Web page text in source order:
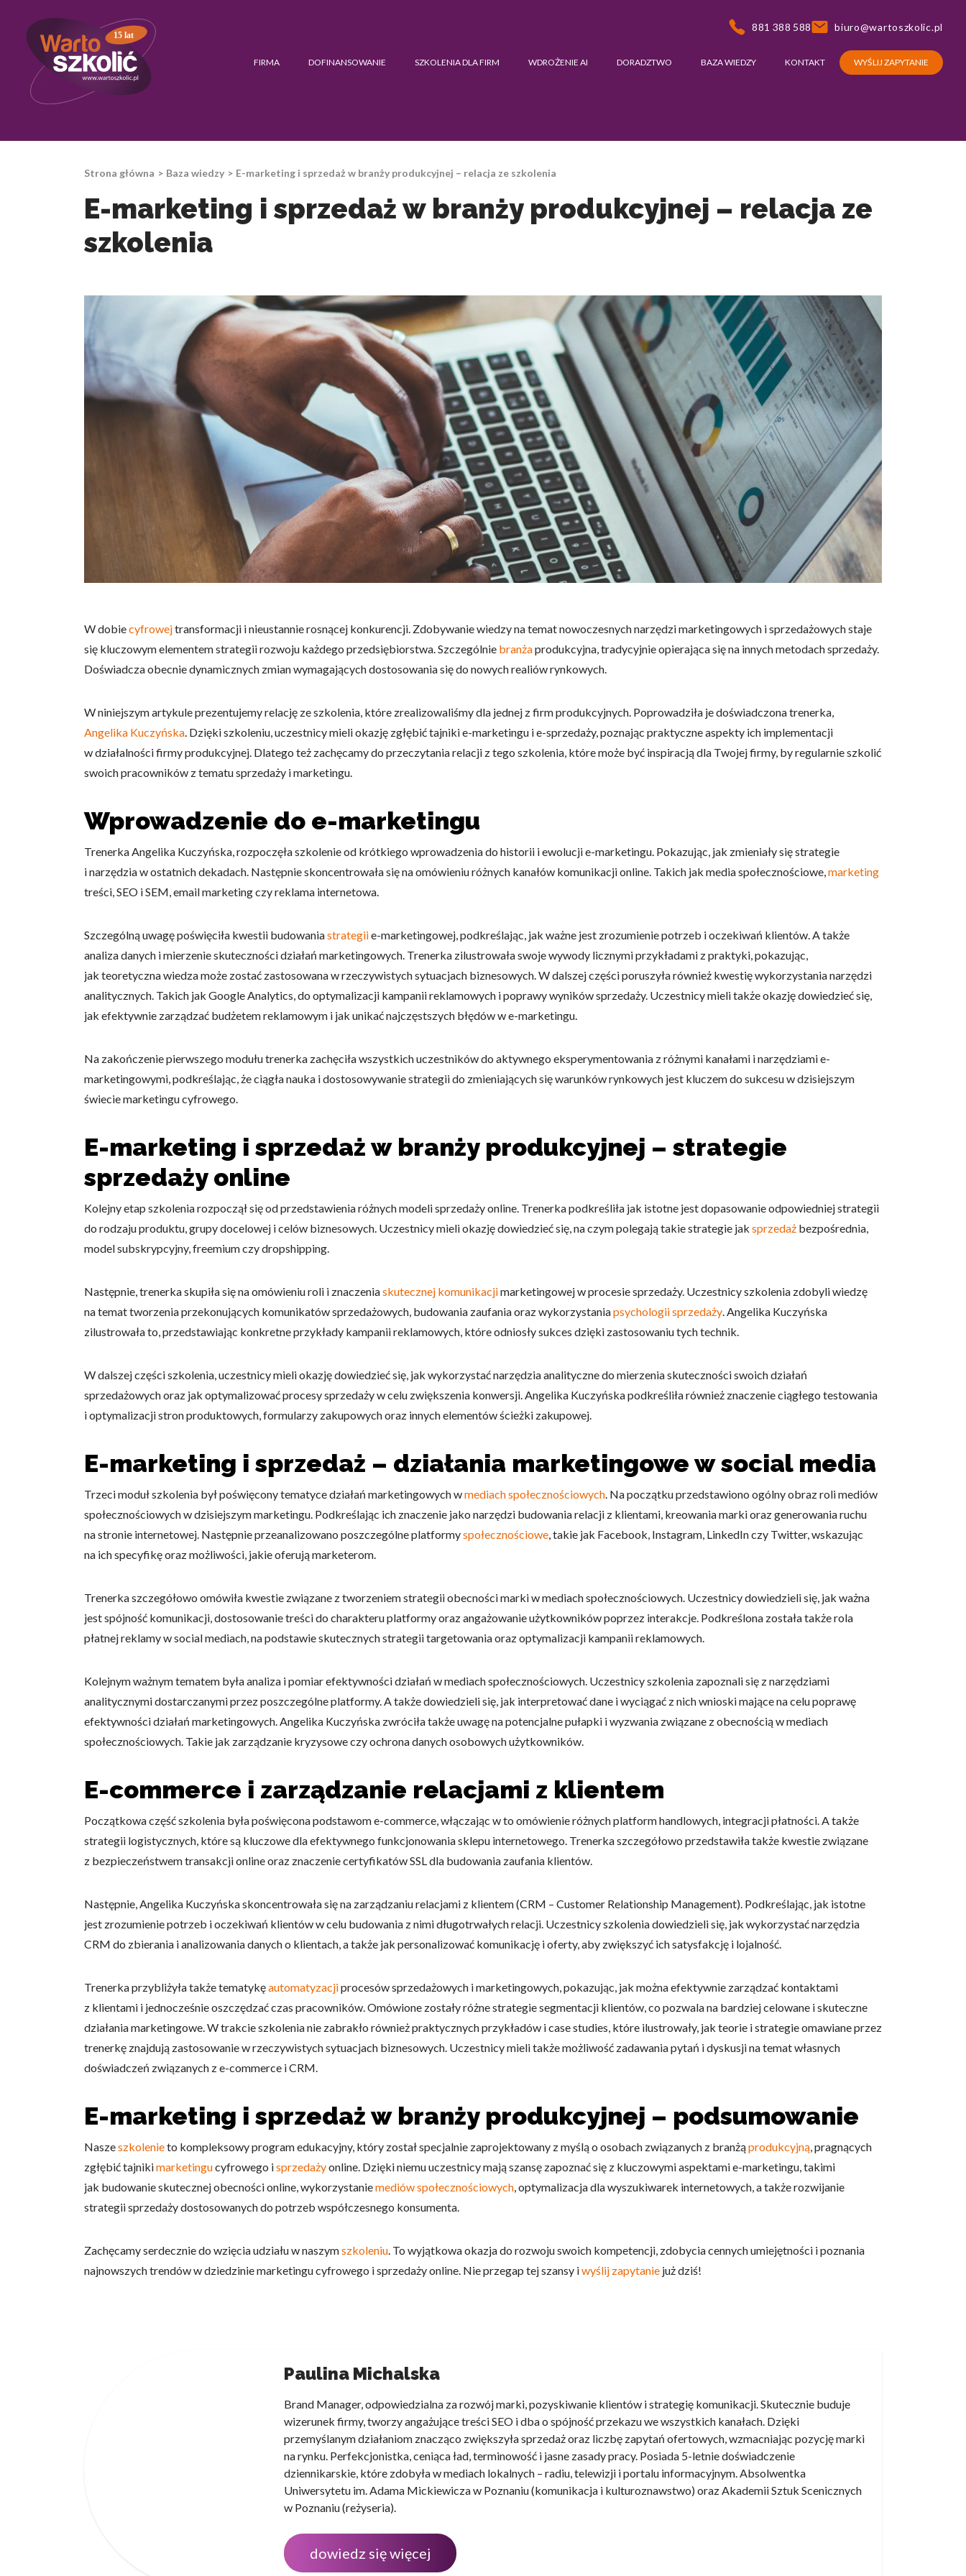
15 lat
881 388 588 biuro@wartoszkolic.pl
FIRMA DOFINANSOWANIE SZKOLENIA DLA FIRM WDROŻENIE AI DORADZTWO BAZA WIEDZY KONTAKT WYŚLIJ ZAPYTANIE
Strona główna Baza wiedzy E-marketing i sprzedaż w branży produkcyjnej – relacja ze szkolenia
E-marketing i sprzedaż w branży produkcyjnej – relacja ze
szkolenia
W dobiecyfrowejtransformacji i nieustannie rosnącej konkurencji. Zdobywanie wiedzy na temat nowoczesnych narzędzi marketingowych i sprzedażowych staje
się kluczowym elementem strategii rozwoju każdego przedsiębiorstwa. Szczególnie branżaprodukcyjna, tradycyjnie opierająca się na innych metodach sprzedaży.
Doświadcza obecnie dynamicznych zmian wymagających dostosowania się do nowych realiów rynkowych.
W niniejszym artykule prezentujemy relację ze szkolenia, które zrealizowaliśmy dla jednej z firm produkcyjnych. Poprowadziła je doświadczona trenerka,
Angelika Kuczyńska. Dzięki szkoleniu, uczestnicy mieli okazję zgłębić tajniki e-marketingu i e-sprzedaży, poznając praktyczne aspekty ich implementacji
w działalności firmy produkcyjnej. Dlatego też zachęcamy do przeczytania relacji z tego szkolenia, które może być inspiracją dla Twojej firmy, by regularnie szkolić
swoich pracowników z tematu sprzedaży i marketingu.
Wprowadzenie do e-marketingu
Trenerka Angelika Kuczyńska, rozpoczęła szkolenie od krótkiego wprowadzenia do historii i ewolucji e-marketingu. Pokazując, jak zmieniały się strategie
i narzędzia w ostatnich dekadach. Następnie skoncentrowała się na omówieniu różnych kanałów komunikacji online. Takich jak media społecznościowe,marketing
treści, SEO i SEM, email marketing czy reklama internetowa.
Szczególną uwagę poświęciła kwestii budowaniastrategiie-marketingowej, podkreślając, jak ważne jest zrozumienie potrzeb i oczekiwań klientów. A także
analiza danych i mierzenie skuteczności działań marketingowych. Trenerka zilustrowała swoje wywody licznymi przykładami z praktyki, pokazując,
jak teoretyczna wiedza może zostać zastosowana w rzeczywistych sytuacjach biznesowych. W dalszej części poruszyła również kwestię wykorzystania narzędzi
analitycznych. Takich jak Google Analytics, do optymalizacji kampanii reklamowych i poprawy wyników sprzedaży. Uczestnicy mieli także okazję dowiedzieć się,
jak efektywnie zarządzać budżetem reklamowym i jak unikać najczęstszych błędów w e-marketingu.
Na zakończenie pierwszego modułu trenerka zachęciła wszystkich uczestników do aktywnego eksperymentowania z różnymi kanałami i narzędziami e-
marketingowymi, podkreślając, że ciągła nauka i dostosowywanie strategii do zmieniających się warunków rynkowych jest kluczem do sukcesu w dzisiejszym
świecie marketingu cyfrowego.
E-marketing i sprzedaż w branży produkcyjnej – strategie
sprzedaży online
Kolejny etap szkolenia rozpoczął się od przedstawienia różnych modeli sprzedaży online. Trenerka podkreśliła jak istotne jest dopasowanie odpowiedniej strategii
do rodzaju produktu, grupy docelowej i celów biznesowych. Uczestnicy mieli okazję dowiedzieć się, na czym polegają takie strategie jak sprzedaż bezpośrednia,
model subskrypcyjny, freemium czy dropshipping.
Następnie, trenerka skupiła się na omówieniu roli i znaczeniaskutecznej komunikacjimarketingowej w procesie sprzedaży. Uczestnicy szkolenia zdobyli wiedzę
na temat tworzenia przekonujących komunikatów sprzedażowych, budowania zaufania oraz wykorzystaniapsychologii sprzedaży. Angelika Kuczyńska
zilustrowała to, przedstawiając konkretne przykłady kampanii reklamowych, które odniosły sukces dzięki zastosowaniu tych technik.
W dalszej części szkolenia, uczestnicy mieli okazję dowiedzieć się, jak wykorzystać narzędzia analityczne do mierzenia skuteczności swoich działań
sprzedażowych oraz jak optymalizować procesy sprzedaży w celu zwiększenia konwersji. Angelika Kuczyńska podkreśliła również znaczenie ciągłego testowania
i optymalizacji stron produktowych, formularzy zakupowych oraz innych elementów ścieżki zakupowej.
E-marketing i sprzedaż – działania marketingowe w social media
Trzeci moduł szkolenia był poświęcony tematyce działań marketingowych wmediach społecznościowych. Na początku przedstawiono ogólny obraz roli mediów
społecznościowych w dzisiejszym marketingu. Podkreślając ich znaczenie jako narzędzi budowania relacji z klientami, kreowania marki oraz generowania ruchu
na stronie internetowej. Następnie przeanalizowano poszczególne platformyspołecznościowe, takie jak Facebook, Instagram, LinkedIn czy Twitter, wskazując
na ich specyfikę oraz możliwości, jakie oferują marketerom.
Trenerka szczegółowo omówiła kwestie związane z tworzeniem strategii obecności marki w mediach społecznościowych. Uczestnicy dowiedzieli się, jak ważna
jest spójność komunikacji, dostosowanie treści do charakteru platformy oraz angażowanie użytkowników poprzez interakcje. Podkreślona została także rola
płatnej reklamy w social mediach, na podstawie skutecznych strategii targetowania oraz optymalizacji kampanii reklamowych.
Kolejnym ważnym tematem była analiza i pomiar efektywności działań w mediach społecznościowych. Uczestnicy szkolenia zapoznali się z narzędziami
analitycznymi dostarczanymi przez poszczególne platformy. A także dowiedzieli się, jak interpretować dane i wyciągać z nich wnioski mające na celu poprawę
efektywności działań marketingowych. Angelika Kuczyńska zwróciła także uwagę na potencjalne pułapki i wyzwania związane z obecnością w mediach
społecznościowych. Takie jak zarządzanie kryzysowe czy ochrona danych osobowych użytkowników.
E-commerce i zarządzanie relacjami z klientem
Początkowa część szkolenia była poświęcona podstawom e-commerce, włączając w to omówienie różnych platform handlowych, integracji płatności. A także
strategii logistycznych, które są kluczowe dla efektywnego funkcjonowania sklepu internetowego. Trenerka szczegółowo przedstawiła także kwestie związane
z bezpieczeństwem transakcji online oraz znaczenie certyfikatów SSL dla budowania zaufania klientów.
Następnie, Angelika Kuczyńska skoncentrowała się na zarządzaniu relacjami z klientem (CRM – Customer Relationship Management). Podkreślając, jak istotne
jest zrozumienie potrzeb i oczekiwań klientów w celu budowania z nimi długotrwałych relacji. Uczestnicy szkolenia dowiedzieli się, jak wykorzystać narzędzia
CRM do zbierania i analizowania danych o klientach, a także jak personalizować komunikację i oferty, aby zwiększyć ich satysfakcję i lojalność.
Trenerka przybliżyła także tematykęautomatyzacjiprocesów sprzedażowych i marketingowych, pokazując, jak można efektywnie zarządzać kontaktami
z klientami i jednocześnie oszczędzać czas pracowników. Omówione zostały różne strategie segmentacji klientów, co pozwala na bardziej celowane i skuteczne
działania marketingowe. W trakcie szkolenia nie zabrakło również praktycznych przykładów i case studies, które ilustrowały, jak teorie i strategie omawiane przez
trenerkę znajdują zastosowanie w rzeczywistych sytuacjach biznesowych. Uczestnicy mieli także możliwość zadawania pytań i dyskusji na temat własnych
doświadczeń związanych z e-commerce i CRM.
E-marketing i sprzedaż w branży produkcyjnej – podsumowanie
Naszeszkolenieto kompleksowy program edukacyjny, który został specjalnie zaprojektowany z myślą o osobach związanych z branżąprodukcyjną, pragnących
zgłębić tajnikimarketingucyfrowego isprzedażyonline. Dzięki niemu uczestnicy mają szansę zapoznać się z kluczowymi aspektami e-marketingu, takimi
jak budowanie skutecznej obecności online, wykorzystaniemediów społecznościowych, optymalizacja dla wyszukiwarek internetowych, a także rozwijanie
strategii sprzedaży dostosowanych do potrzeb współczesnego konsumenta.
Zachęcamy serdecznie do wzięcia udziału w naszymszkoleniu. To wyjątkowa okazja do rozwoju swoich kompetencji, zdobycia cennych umiejętności i poznania
najnowszych trendów w dziedzinie marketingu cyfrowego i sprzedaży online. Nie przegap tej szansy iwyślij zapytanie już dziś!
Paulina Michalska
Brand Manager, odpowiedzialna za rozwój marki, pozyskiwanie klientów i strategię komunikacji. Skutecznie buduje
wizerunek firmy, tworzy angażujące treści SEO i dba o spójność przekazu we wszystkich kanałach. Dzięki
przemyślanym działaniom znacząco zwiększyła sprzedaż oraz liczbę zapytań ofertowych, wzmacniając pozycję marki
na rynku. Perfekcjonistka, ceniąca ład, terminowość i jasne zasady pracy. Posiada 5-letnie doświadczenie
dziennikarskie, które zdobyła w mediach lokalnych – radiu, telewizji i portalu informacyjnym. Absolwentka
Uniwersytetu im. Adama Mickiewicza w Poznaniu (komunikacja i kulturoznawstwo) oraz Akademii Sztuk Scenicznych
w Poznaniu (reżyseria).
dowiedz się więcej
Wykorzystujemy pliki cookie do spersonalizowania treści i reklam, aby oferować funkcje społecznościowe i analizować ruch w
naszej witrynie. Informacje o tym, jak korzystasz z naszej witryny, udostępniamy partnerom społecznościowym, reklamowym i
analitycznym. Partnerzy mogą połączyć te informacje z innymi danymi otrzymanymi od Ciebie lub uzyskanymi podczas korzystania
z ich usług.
Niezbędne
Niezbędne pliki cookie mają kluczowe znaczenie dla podstawowych funkcji witryny i witryna nie będzie działać w zamierzony
Preferencje
Statystyka
Marketing
Marketingowe pliki cookie stosowane są w celu śledzenia użytkowników na stronach internetowych. Celem jest wyświetlanie
reklam, które są istotne i interesujące dla poszczególnych użytkowników i tym samym bardziej cenne dla wydawców i
Nieklasyfikowane pliki cookie, to pliki, które są w procesie klasyfikowania, wraz z dostawcami poszczególnych ciasteczek.